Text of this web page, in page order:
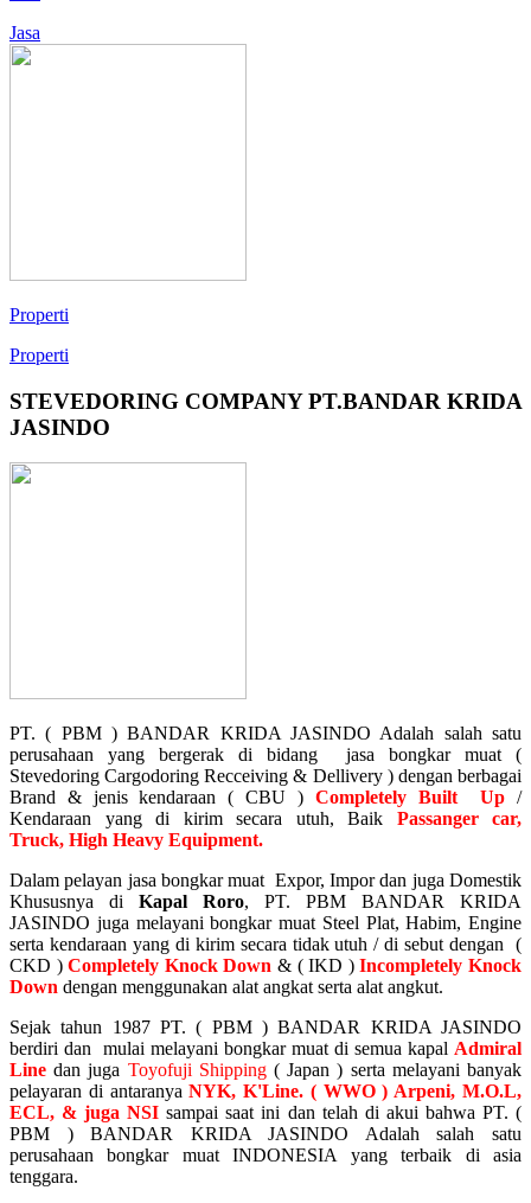
Jasa
Properti
Properti
STEVEDORING COMPANY PT.BANDAR KRIDA
JASINDO
PT. ( PBM ) BANDAR KRIDA JASINDO Adalah salah satu
perusahaan yang bergerak di bidang jasa bongkar muat (
Stevedoring Cargodoring Recceiving & Dellivery ) dengan berbagai
Brand & jenis kendaraan ( CBU ) Completely Built Up /
Kendaraan yang di kirim secara utuh, Baik Passanger car,
Truck, High Heavy Equipment.
Dalam pelayan jasa bongkar muat Expor, Impor dan juga Domestik
Khususnya di Kapal Roro, PT. PBM BANDAR KRIDA
JASINDO juga melayani bongkar muat Steel Plat, Habim, Engine
serta kendaraan yang di kirim secara tidak utuh / di sebut dengan (
CKD )Completely Knock Down & ( IKD ) Incompletely Knock
Down dengan menggunakan alat angkat serta alat angkut.
Sejak tahun 1987 PT. ( PBM ) BANDAR KRIDA JASINDO
berdiri dan mulai melayani bongkar muat di semua kapal Admiral
Line dan juga Toyofuji Shipping( Japan ) serta melayani banyak
pelayaran di antaranyaNYK, K'Line. ( WWO ) Arpeni, M.O.L,
ECL, & juga NSI sampai saat ini dan telah di akui bahwa PT. (
PBM ) BANDAR KRIDA JASINDO Adalah salah satu
perusahaan bongkar muat INDONESIA yang terbaik di asia
tenggara.